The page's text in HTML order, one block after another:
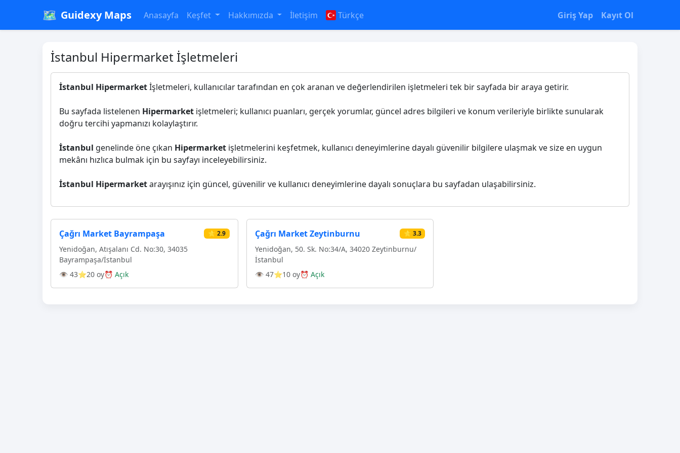
🗺️ Guidexy Maps Anasayfa Keşfet Hakkımızda İletişim Türkçe Giriş Yap Kayıt Ol
İstanbul Hipermarket İşletmeleri
İstanbul Hipermarketİşletmeleri, kullanıcılar tarafından en çok aranan ve değerlendirilen işletmeleri tek bir sayfada bir araya getirir.
Bu sayfada listelenen Hipermarket işletmeleri; kullanıcı puanları, gerçek yorumlar, güncel adres bilgileri ve konum verileriyle birlikte sunularak
doğru tercihi yapmanızı kolaylaştırır.
İstanbul genelinde öne çıkan Hipermarket işletmelerini keşfetmek, kullanıcı deneyimlerine dayalı güvenilir bilgilere ulaşmak ve size en uygun
mekânı hızlıca bulmak için bu sayfayı inceleyebilirsiniz.
İstanbul Hipermarketarayışınız için güncel, güvenilir ve kullanıcı deneyimlerine dayalı sonuçlara bu sayfadan ulaşabilirsiniz.
Çağrı Market Bayrampaşa ⭐ 2.9
Yenidoğan, Atışalanı Cd. No:30, 34035
Bayrampaşa/İstanbul
👁 43⭐20 oy⏰ Açık
Çağrı Market Zeytinburnu ⭐ 3.3
Yenidoğan, 50. Sk. No:34/A, 34020 Zeytinburnu/
İstanbul
👁 47⭐10 oy⏰ Açık